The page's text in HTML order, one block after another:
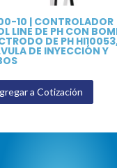
10 | CONTROLADOR
LINE DE PH CON
DE PH
DE INYECCIÓN Y
a Cotización